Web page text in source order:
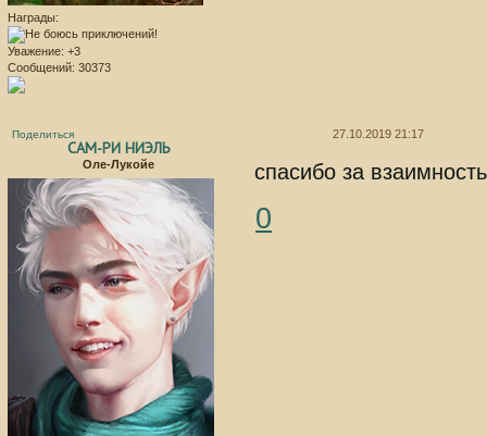
Награды:
Уважение: +3
Сообщений: 30373
Поделиться 27.10.2019 21:17
САМ-РИ НИЭЛЬ
Оле-Лукойе спасибо за взаимность
0